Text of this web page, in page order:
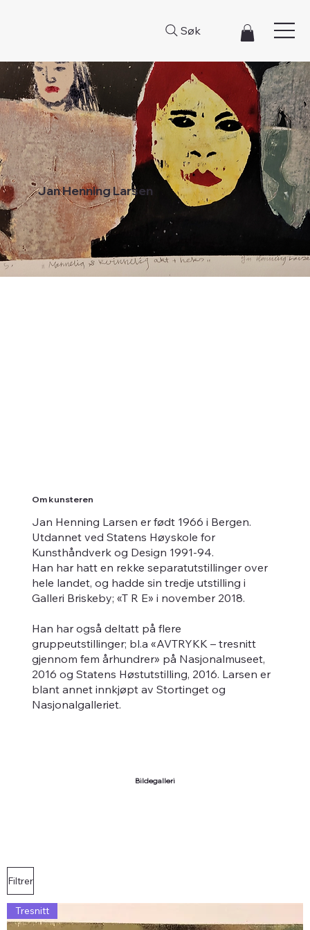
Søk
Jan Henning Larsen
Om kunsteren
Jan Henning Larsen er født 1966 i Bergen.
Utdannet ved Statens Høyskole for
Kunsthåndverk og Design 1991-94.
Han har hatt en rekke separatutstillinger over
hele landet, og hadde sin tredje utstilling i
Galleri Briskeby; «T R E» i november 2018.
Han har også deltatt på flere
gruppeutstillinger; bl.a «AVTRYKK – tresnitt
gjennom fem århundrer» på Nasjonalmuseet,
2016 og Statens Høstutstilling, 2016. Larsen er
blant annet innkjøpt av Stortinget og
Nasjonalgalleriet.
Bildegalleri
Filtrer
Tresnitt